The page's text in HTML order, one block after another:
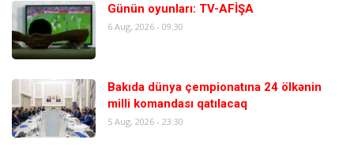
Günün oyunları: TV-AFİŞA
6 Aug, 2026 - 09:30
Bakıda dünya çempionatına 24 ölkənin
milli komandası qatılacaq
5 Aug, 2026 - 23:30